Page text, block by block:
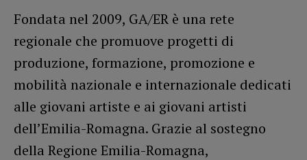
Fondata nel 2009, GA/ER è una rete
regionale che promuove progetti di
produzione, formazione, promozione e
mobilità nazionale e internazionale dedicati
alle giovani artiste e ai giovani artisti
dell’Emilia-Romagna. Grazie al sostegno
della Regione Emilia-Romagna,